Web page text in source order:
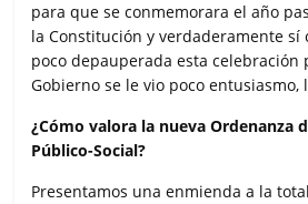
para que se conmemorara el año
la Constitución y verdaderamente sí
poco depauperada esta
Gobierno se le vio poco entusiasmo,
¿Cómo valora la nueva Ordenanza
Público-Social?
Presentamos una enmienda a la